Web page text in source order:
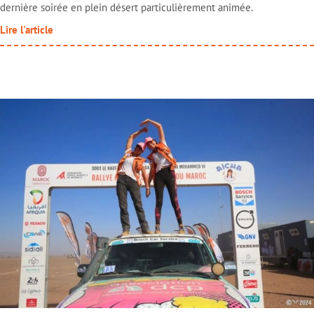
dernière soirée en plein désert particulièrement animée.
Lire l'article